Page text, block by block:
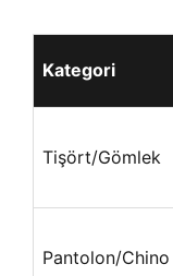
Kategori
Tişört/Gömlek
Pantolon/Chino